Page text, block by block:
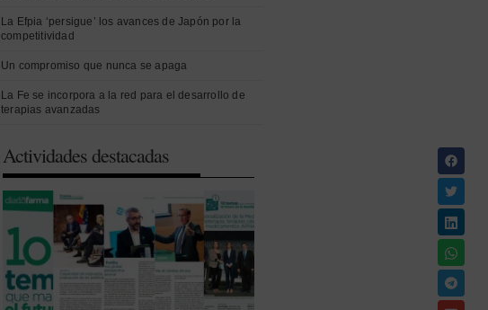
La Efpia ‘persigue’ los avances de Japón por la
competitividad
Un compromiso que nunca se apaga
La Fe se incorpora a la red para el desarrollo de
terapias avanzadas
Actividades destacadas